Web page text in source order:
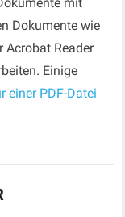
Dokumente wie
Acrobat Reader
Einige
einer PDF-Datei